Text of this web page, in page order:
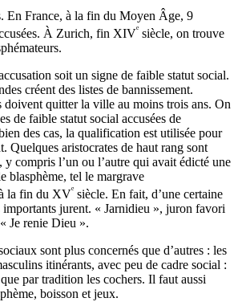
En France, à la fin du Moyen Âge, 9
À Zurich, fin XIVᵉ siècle, on trouve
soit un signe de faible statut social.
créent des listes de bannissement.
doivent quitter la ville au moins trois ans. On
de faible statut social accusées de
des cas, la qualification est utilisée pour
Quelques aristocrates de haut rang sont
y compris l’un ou l’autre qui avait édicté une
blasphème, tel le margrave
la fin du XVᵉ siècle. En fait, d’une certaine
importants jurent. « Jarnidieu », juron favori
Je renie Dieu ».
sont plus concernés que d’autres : les
itinérants, avec peu de cadre social :
par tradition les cochers. Il faut aussi
boisson et jeux.